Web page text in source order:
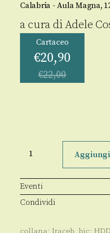
Calabria - Aula Magna,
a cura diAdele
Cartaceo
€20,90
€22,00
conoscenza
in
Calabria
attraverso
le
Eventi
Condividi